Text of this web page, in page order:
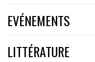
EVÉNEMENTS
LITTÉRATURE